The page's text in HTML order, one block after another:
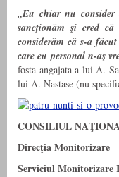
„Eu chiar nu
sancţionăm şi cred că
considerăm că s-a
care eu personal n-aş
fosta angajata a lui A.
lui A. Nastase (nu
CONSILIUL
Direcţia Monitorizare
Serviciul Monitorizare